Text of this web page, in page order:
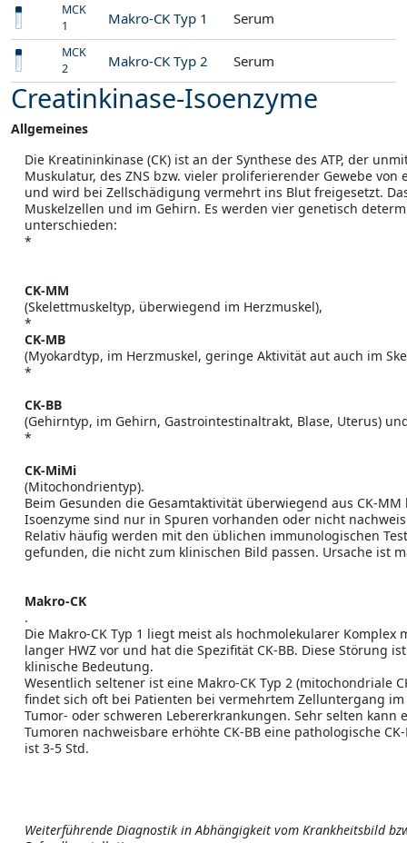
MCK
1
Makro-CK Typ 1 Serum
MCK
2
Makro-CK Typ 2 Serum
Creatinkinase-Isoenzyme
Allgemeines
Die Kreatininkinase (CK) ist an der Synthese des ATP, der
Muskulatur, des ZNS bzw. vieler proliferierender Gewebe
und wird bei Zellschädigung vermehrt ins Blut freigesetzt.
Muskelzellen und im Gehirn. Es werden vier genetisch
unterschieden:
*
CK-MM
(Skelettmuskeltyp, überwiegend im Herzmuskel),
*
CK-MB
(Myokardtyp, im Herzmuskel, geringe Aktivität aut auch im
*
CK-BB
(Gehirntyp, im Gehirn, Gastrointestinaltrakt, Blase, Uterus)
*
CK-MiMi
(Mitochondrientyp).
Beim Gesunden die Gesamtaktivität überwiegend aus CK-
Isoenzyme sind nur in Spuren vorhanden oder nicht
Relativ häufig werden mit den üblichen immunologischen
gefunden, die nicht zum klinischen Bild passen. Ursache ist
Makro-CK
.
Die Makro-CK Typ 1 liegt meist als hochmolekularer
langer HWZ vor und hat die Spezifität CK-BB. Diese Störung
klinische Bedeutung.
Wesentlich seltener ist eine Makro-CK Typ 2 (mitochondriale
findet sich oft bei Patienten bei vermehrtem Zelluntergang
Tumor- oder schweren Lebererkrankungen. Sehr selten
Tumoren nachweisbare erhöhte CK-BB eine pathologische
ist 3-5 Std.
Weiterführende Diagnostik in Abhängigkeit vom Krankheitsbild